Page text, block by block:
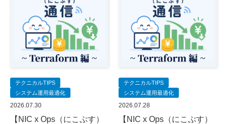
テクニカルTIPS
システム運用最適化
2026.07.30
【NIC x Ops（にこぷす）
テクニカルTIPS
システム運用最適化
2026.07.28
【NIC x Ops（にこぷす）